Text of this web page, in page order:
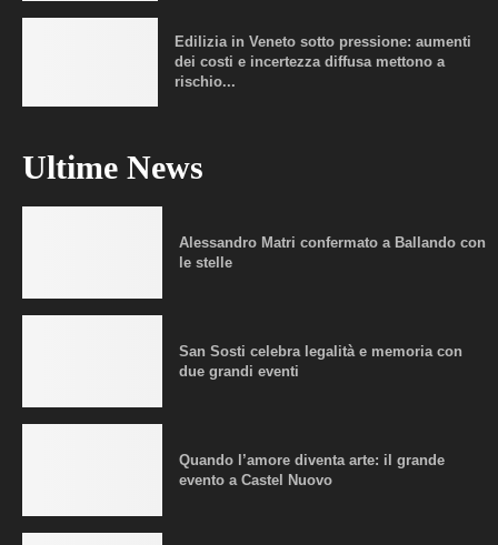
Edilizia in Veneto sotto pressione: aumenti
dei costi e incertezza diffusa mettono a
rischio...
Ultime News
Alessandro Matri confermato a Ballando con
le stelle
San Sosti celebra legalità e memoria con
due grandi eventi
Quando l’amore diventa arte: il grande
evento a Castel Nuovo